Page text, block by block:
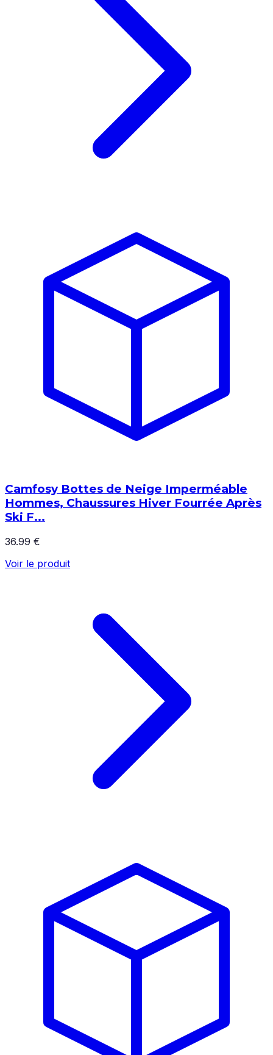
Camfosy Bottes de Neige Imperméable
Hommes, Chaussures Hiver Fourrée Après
Ski F...
36.99 €
Voir le produit